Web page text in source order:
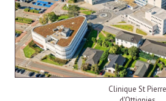
Clinique St Pierre